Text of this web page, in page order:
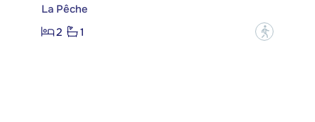
La Pêche
2
1 ?